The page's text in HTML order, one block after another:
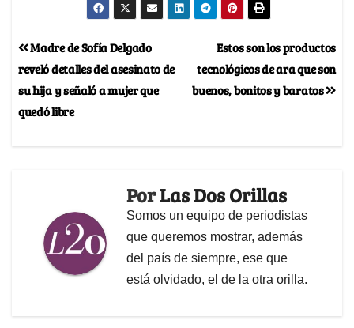
Estos son los productos
tecnológicos de ara que son
buenos, bonitos y baratos
Madre de Sofía Delgado
reveló detalles del asesinato de
su hija y señaló a mujer que
quedó libre
PorLas Dos Orillas
Somos un equipo de periodistas
que queremos mostrar, además
del país de siempre, ese que
está olvidado, el de la otra orilla.